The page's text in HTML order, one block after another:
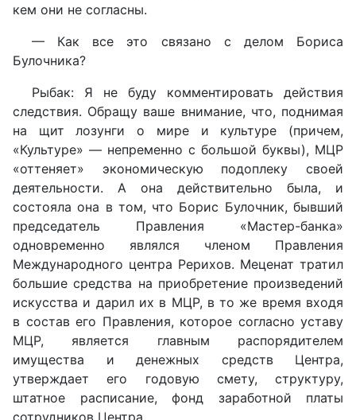
кем они не согласны.
— Как все это связано с делом Бориса
Булочника?
Рыбак: Я не буду комментировать действия
следствия. Обращу ваше внимание, что, поднимая
на щит лозунги о мире и культуре (причем,
«Культуре» — непременно с большой буквы), МЦР
«оттеняет» экономическую подоплеку своей
деятельности. А она действительно была, и
состояла она в том, что Борис Булочник, бывший
председатель Правления «Мастер-банка»
одновременно являлся членом Правления
Международного центра Рерихов. Меценат тратил
большие средства на приобретение произведений
искусства и дарил их в МЦР, в то же время входя
в состав его Правления, которое согласно уставу
МЦР, является главным распорядителем
имущества и денежных средств Центра,
утверждает его годовую смету, структуру,
штатное расписание, фонд заработной платы
сотрудников Центра.